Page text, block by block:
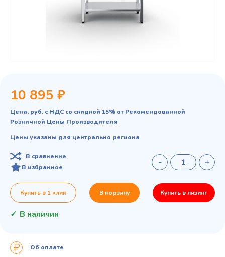
10 895 ₽
Цена, руб. с НДС со скидкой 15% от Рекомендованной
Розничной Цены Производителя
Цены указаны для центрально региона
В сравнение
В избранное
Купить в 1 клик В корзину Купить в лизинг
В наличии
Об оплате